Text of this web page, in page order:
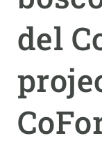
del